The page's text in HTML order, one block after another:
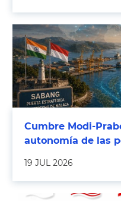
Cumbre Modi-
autonomía de las
19 JUL 2026